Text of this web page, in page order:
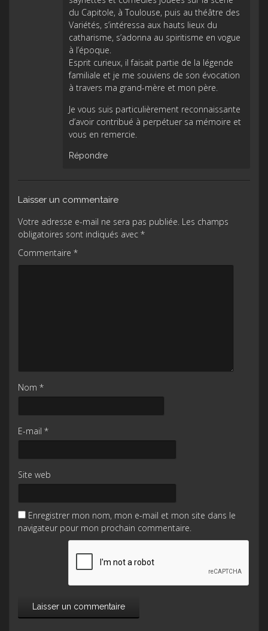
du Capitole, à Toulouse, puis au théâtre des
Variétés, s’intéressa aux hauts lieux du
catharisme, s’adonna au spiritisme en vogue
à l’époque.
Esprit curieux, il faisait partie de la légende
familiale et je me souviens de son évocation
à travers ma grand-mère et mon père.
Je vous suis particulièrement reconnaissante
d’avoir contribué à perpétuer sa mémoire et
vous en remercie.
Répondre
Laisser un commentaire
Votre adresse e-mail ne sera pas publiée. Les champs
obligatoires sont indiqués avec *
Commentaire *
Nom *
E-mail *
Site web
Enregistrer mon nom, mon e-mail et mon site dans le
navigateur pour mon prochain commentaire.